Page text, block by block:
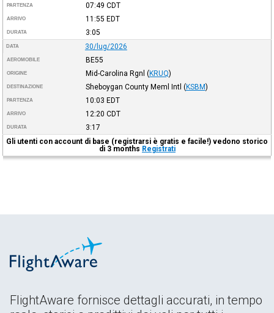
PARTENZA 07:49 CDT
ARRIVO 11:55 EDT
DURATA 3:05
DATA 30/lug/2026
AEROMOBILE BE55
ORIGINE Mid-Carolina Rgnl (KRUQ)
DESTINAZIONE Sheboygan County Meml Intl (KSBM)
PARTENZA 10:03 EDT
ARRIVO 12:20 CDT
DURATA
3:17
Gli utenti con account di base (registrarsi è gratis e facile!) vedono storico
di 3 months Registrati
FlightAware fornisce dettagli accurati, in tempo